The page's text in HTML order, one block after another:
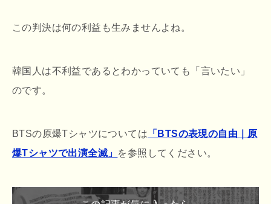
この判決は何の利益も生みませんよね。
韓国人は不利益であるとわかっていても「言いたい」
のです。
BTSの原爆Tシャツについては 「BTSの表現の自由｜原
爆Tシャツで出演全滅」 を参照してください。